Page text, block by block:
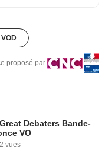
proposé par
Debaters Bande-
VO
vues